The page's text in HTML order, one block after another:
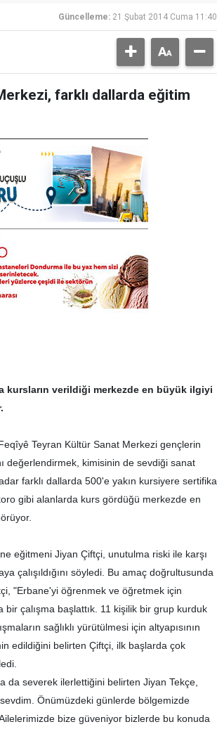
Güncelleme: 21 Şubat 2014 Cuma 11:40
farklı dallarda eğitim
verildiği merkezde en büyük ilgiyi
Teyran Kültür Sanat Merkezi gençlerin
değerlendirmek, kimisinin de sevdiği sanat
farklı dallarda 500'e yakın kursiyere sertifika
gibi alanlarda kurs gördüğü merkezde en
eğitmeni Jiyan Çiftçi, unutulma riski ile karşı
çalışıldığını söyledi. Bu amaç doğrultusunda
"Erbane'yi öğrenmek ve öğretmek için
bir çalışma başlattık. 11 kişilik bir grup kurduk
sağlıklı yürütülmesi için altyapısının
edildiğini belirten Çiftçi, ilk başlarda çok
da severek ilerlettiğini belirten Jiyan Tekçe,
Önümüzdeki günlerde bölgemizde
bize güveniyor bizlerde bu konuda